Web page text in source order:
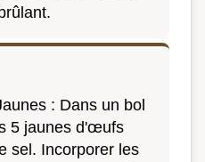
: Dans un bol
5 jaunes d'œufs
sel. Incorporer les